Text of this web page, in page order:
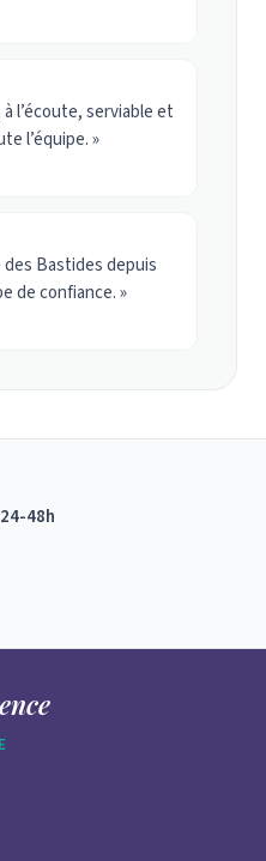
l’écoute, serviable et
l’équipe. »
des Bastides depuis
de confiance. »
48h